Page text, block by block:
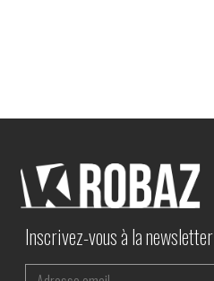
Inscrivez-vous à la newsletter